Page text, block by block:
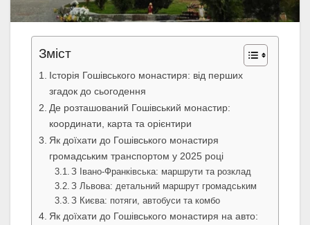
Зміст
Історія Гошівського монастиря: від перших
згадок до сьогодення
Де розташований Гошівський монастир:
координати, карта та орієнтири
Як доїхати до Гошівського монастиря
громадським транспортом у 2025 році
З Івано-Франківська: маршрути та розклад
З Львова: детальний маршрут громадським
З Києва: потяги, автобуси та комбо
Як доїхати до Гошівського монастиря на авто: